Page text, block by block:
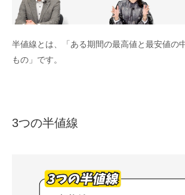
半値線とは、「ある期間の最高値と最安値の
もの」です。
3つの半値線